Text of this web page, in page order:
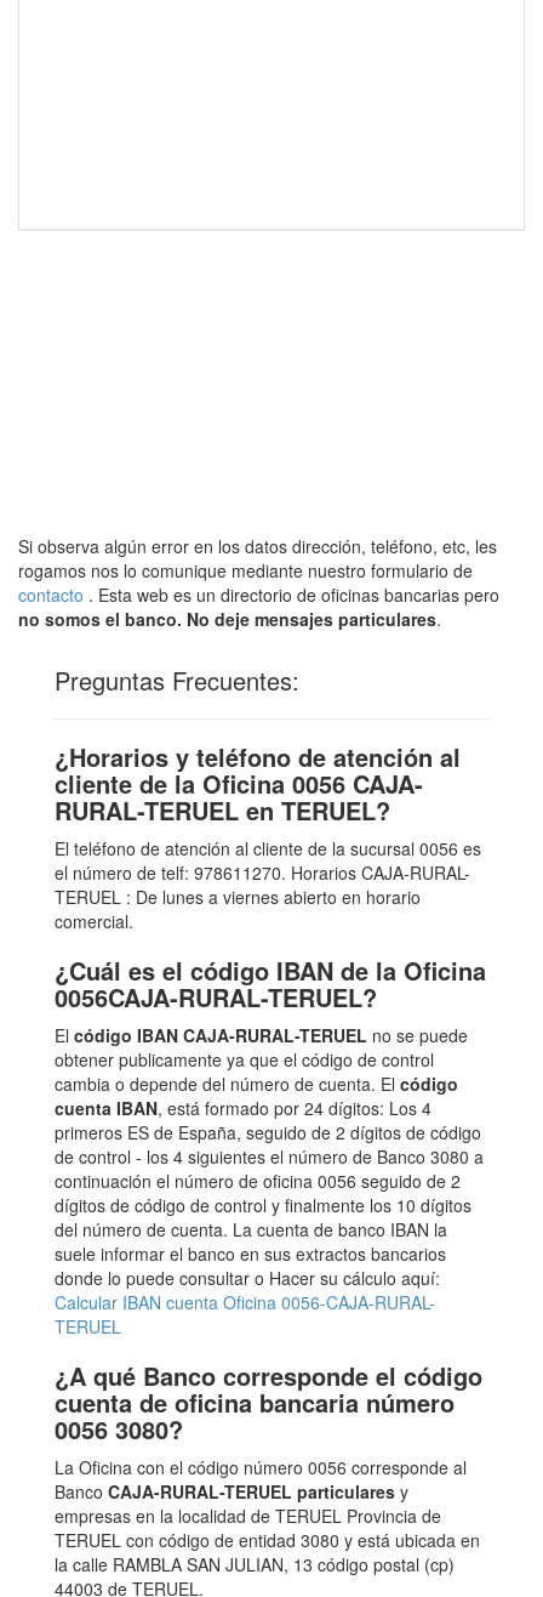
Si observa algún error en los datos dirección, teléfono, etc, les
rogamos nos lo comunique mediante nuestro formulario de
contacto . Esta web es un directorio de oficinas bancarias pero
no somos el banco. No deje mensajes particulares.
Preguntas Frecuentes:
¿Horarios y teléfono de atención al
cliente de la Oficina 0056 CAJA-
RURAL-TERUEL en TERUEL?
El teléfono de atención al cliente de la sucursal 0056 es
el número de telf: 978611270. Horarios CAJA-RURAL-
TERUEL : De lunes a viernes abierto en horario
comercial.
¿Cuál es el código IBAN de la Oficina
0056CAJA-RURAL-TERUEL?
El código IBAN CAJA-RURAL-TERUEL no se puede
obtener publicamente ya que el código de control
cambia o depende del número de cuenta. El código
cuenta IBAN, está formado por 24 dígitos: Los 4
primeros ES de España, seguido de 2 dígitos de código
de control - los 4 siguientes el número de Banco 3080 a
continuación el número de oficina 0056 seguido de 2
dígitos de código de control y finalmente los 10 dígitos
del número de cuenta. La cuenta de banco IBAN la
suele informar el banco en sus extractos bancarios
donde lo puede consultar o Hacer su cálculo aquí:
Calcular IBAN cuenta Oficina 0056-CAJA-RURAL-
TERUEL
¿A qué Banco corresponde el código
cuenta de oficina bancaria número
0056 3080?
La Oficina con el código número 0056 corresponde al
Banco CAJA-RURAL-TERUEL particulares y
empresas en la localidad de TERUEL Provincia de
TERUEL con código de entidad 3080 y está ubicada en
la calle RAMBLA SAN JULIAN, 13 código postal (cp)
44003 de TERUEL.